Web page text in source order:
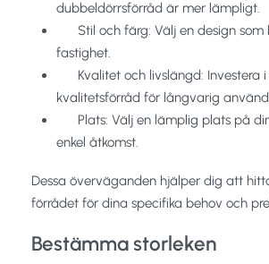
dubbeldörrsförråd är mer lämpligt.
Stil och färg: Välj en design
fastighet.
Kvalitet och livslängd: Investera
kvalitetsförråd för långvarig
Plats: Välj en lämplig plats på
enkel åtkomst.
Dessa överväganden hjälper dig att
förrådet för dina specifika behov och
Bestämma storleken